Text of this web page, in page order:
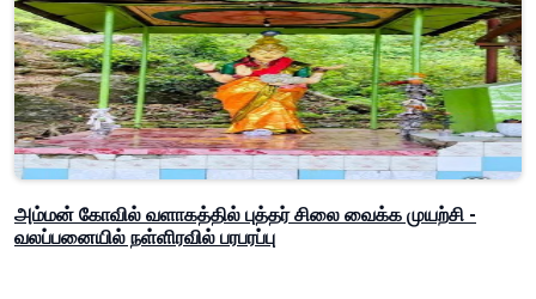
அம்மன் கோவில் வளாகத்தில் புத்தர் சிலை வைக்க முயற்சி -
வலப்பனையில் நள்ளிரவில் பரபரப்பு